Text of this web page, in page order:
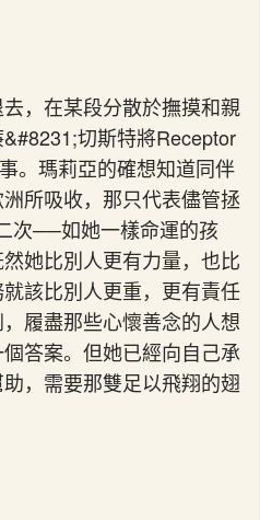
，在某段分散於撫摸和親
切斯特將Receptor
。瑪莉亞的確想知道同伴
所吸收，那只代表儘管拯
次──如她一樣命運的孩
她比別人更有力量，也比
該比別人更重，更有責任
履盡那些心懷善念的人想
答案。但她已經向自己承
，需要那雙足以飛翔的翅